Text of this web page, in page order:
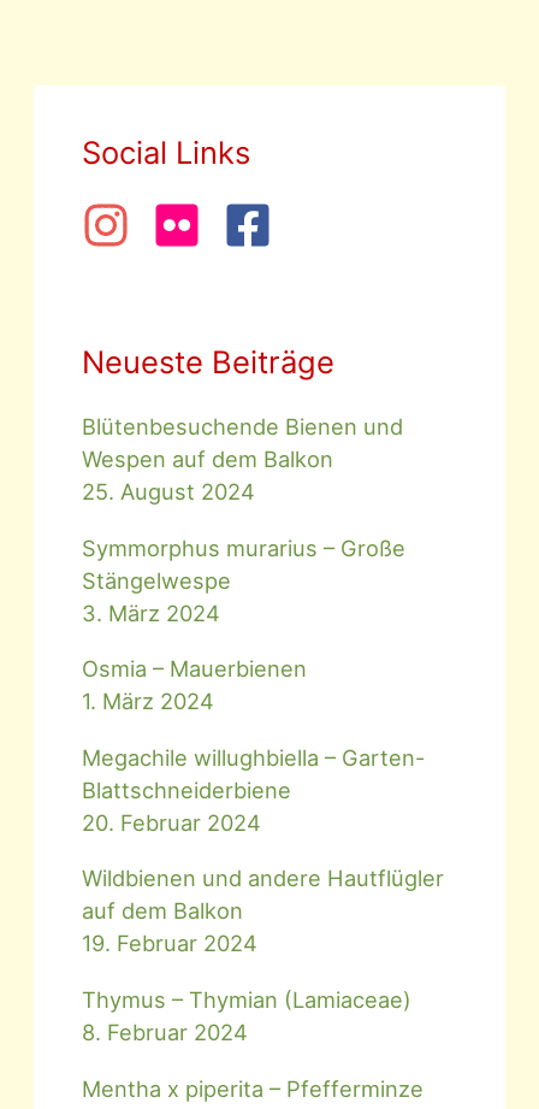
Social Links
Neueste Beiträge
Blütenbesuchende Bienen und
Wespen auf dem Balkon
25. August 2024
Symmorphus murarius – Große
Stängelwespe
3. März 2024
Osmia – Mauerbienen
1. März 2024
Megachile willughbiella – Garten-
Blattschneiderbiene
20. Februar 2024
Wildbienen und andere Hautflügler
auf dem Balkon
19. Februar 2024
Thymus – Thymian (Lamiaceae)
8. Februar 2024
Mentha x piperita – Pfefferminze